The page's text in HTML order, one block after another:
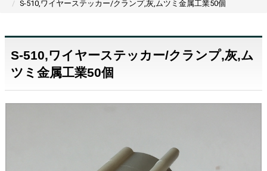
S-510,ワイヤーステッカー/クランプ,灰,ムツミ金属工業50個
S-510,ワイヤーステッカー/クランプ,灰,ム
ツミ金属工業50個